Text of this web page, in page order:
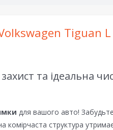
Tiguan L
та ідеальна
для вашого авто!
комірчаста структура